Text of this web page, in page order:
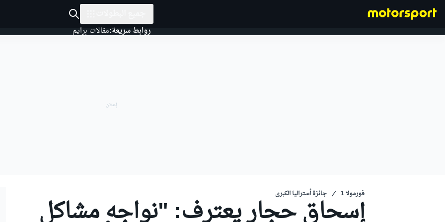
روابط سريعة:مقالات برايم
فورمولا 1 جائزة أستراليا الكبرى
إسحاق حجار يعترف: "نواجه مشاكل